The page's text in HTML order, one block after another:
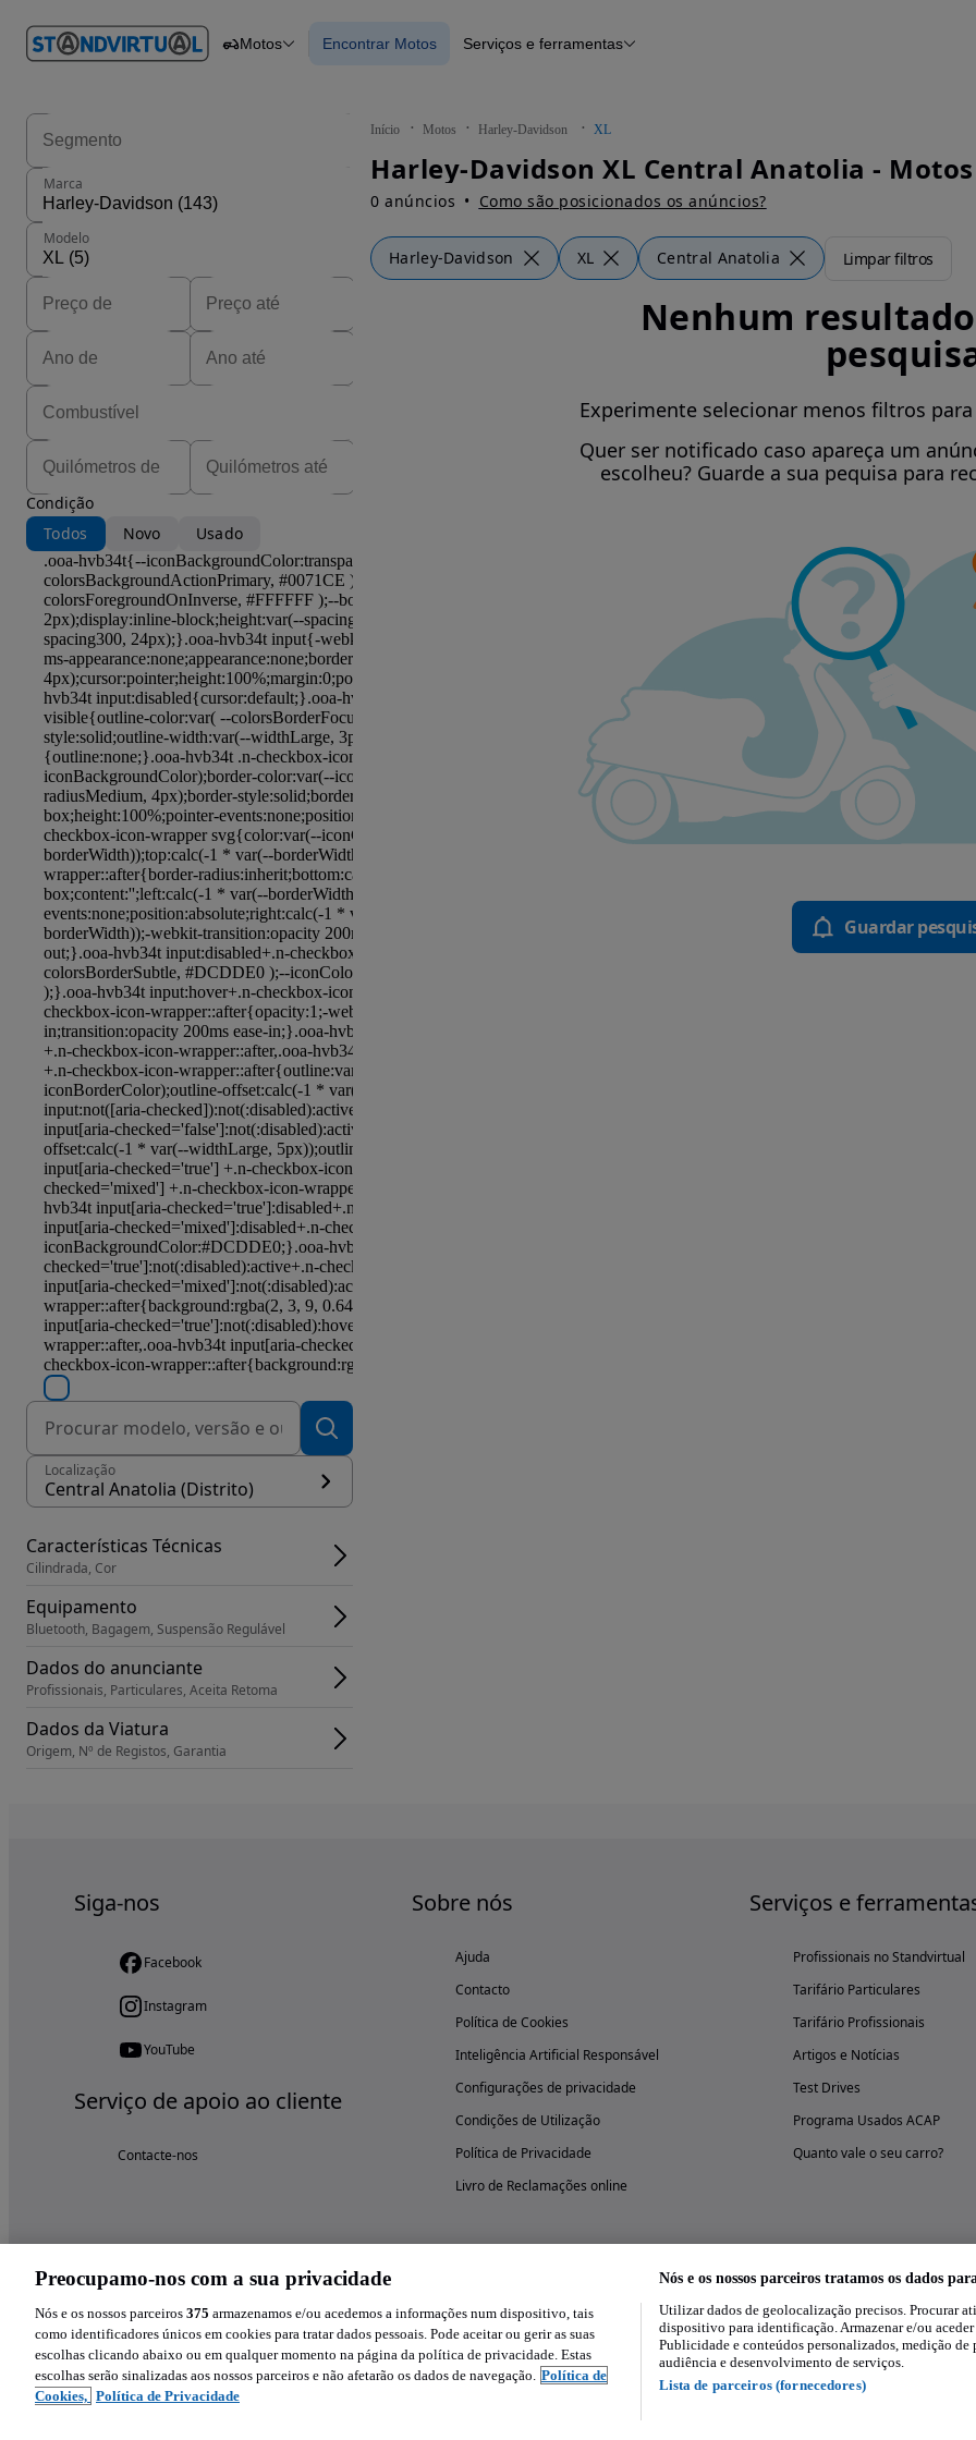
em
Carros Carros
Motos Encontrar Motos Serviços e ferramentas
Início Motos Harley-Davidson XL
Harley-Davidson XL Central Anatolia - Motos
0 anúncios Como são posicionados os anúncios?
Harley-Davidson XL Central Anatolia Limpar filtros
Marca
Modelo
Condição
Todos
Novo Usado
Localização
Central Anatolia (Distrito)
Características Técnicas
Cilindrada, Cor
Equipamento
Bluetooth, Bagagem, Suspensão Regulável
Dados do anunciante
Profissionais, Particulares, Aceita Retoma
Dados da Viatura
Origem, Nº de Registos, Garantia
Nenhum
Experimente selecionar menos filtros
Quer ser notificado caso apareça um
escolheu? Guarde a sua pequisa para
Guardar
Siga-nos
Facebook
Instagram
YouTube
Serviço de apoio ao cliente
Contacte-nos
Sobre nós
Ajuda
Contacto
Política de Cookies
Inteligência Artificial Responsável
Configurações de privacidade
Condições de Utilização
Política de Privacidade
Livro de Reclamações online
Serviços e
Profissionais no Standvirtual
Tarifário Particulares
Tarifário Profissionais
Artigos e Notícias
Test Drives
Programa Usados ACAP
Quanto vale o seu carro?
Experimenta a aplicação
Preocupamo-nos com a sua privacidade
Nós e os nossos parceiros 375 armazenamos e/ou acedemos a informações num dispositivo, tais
como identificadores únicos em cookies para tratar dados pessoais. Pode aceitar ou gerir as suas
escolhas clicando abaixo ou em qualquer momento na página da política de privacidade. Estas
escolhas serão sinalizadas aos nossos parceiros e não afetarão os dados de navegação. Política de
Cookies, Política de Privacidade
Nós e os nossos parceiros tratamos os dados
Utilizar dados de geolocalização precisos. Procurar
dispositivo para identificação. Armazenar e/ou
Publicidade e conteúdos personalizados, medição
audiência e desenvolvimento de serviços.
Lista de parceiros (fornecedores)